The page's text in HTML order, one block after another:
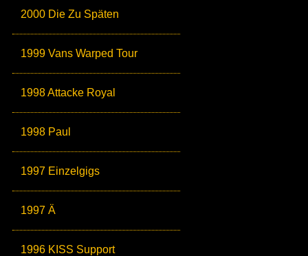
2000 Die Zu Späten
1999 Vans Warped Tour
1998 Attacke Royal
1998 Paul
1997 Einzelgigs
1997 Ä
1996 KISS Support